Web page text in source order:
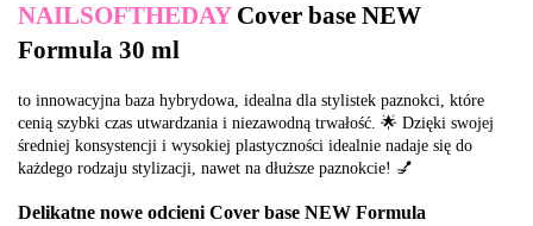
NAILSOFTHEDAYCover base NEW
Formula 30 ml
to innowacyjna baza hybrydowa, idealna dla stylistek paznokci, które
cenią szybki czas utwardzania i niezawodną trwałość. 🌟 Dzięki swojej
średniej konsystencji i wysokiej plastyczności idealnie nadaje się do
każdego rodzaju stylizacji, nawet na dłuższe paznokcie! 💅
Delikatne nowe odcieniCover base NEW Formula